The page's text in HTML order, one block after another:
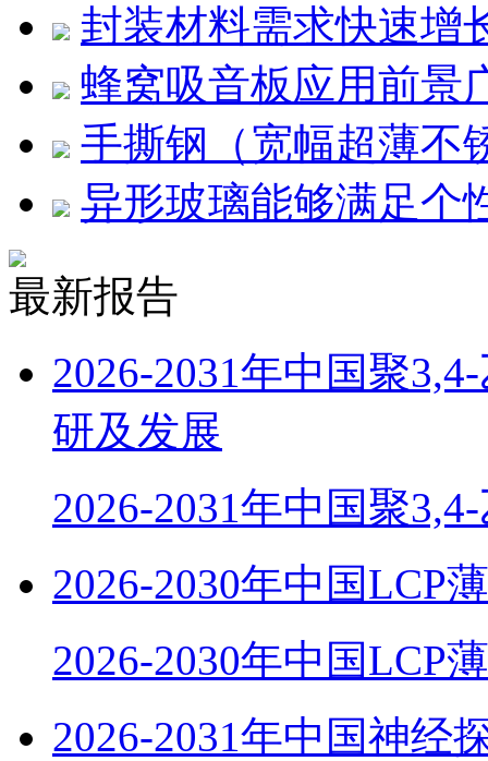
封装材料需求快速增
蜂窝吸音板应用前景
手撕钢（宽幅超薄不
异形玻璃能够满足个
最新报告
2026-2031年中国聚
研及发展
2026-2031年中国聚
2026-2030年中国LCP
2026-2030年中国LCP
2026-2031年中国神经